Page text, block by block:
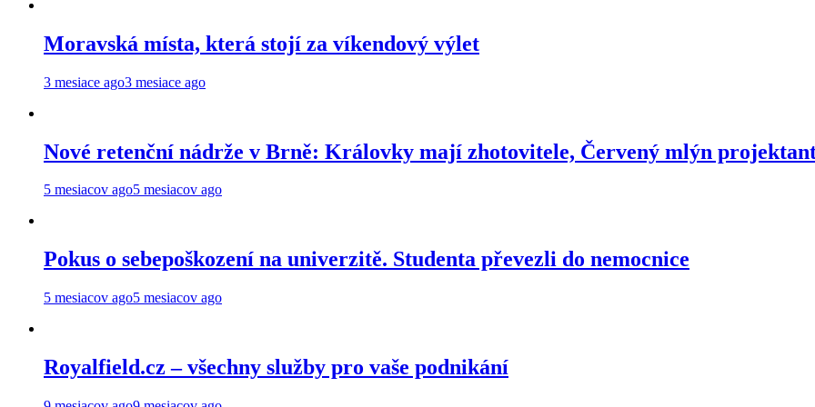
Moravská místa, která stojí za víkendový výlet
3 mesiace ago3 mesiace ago
Nové retenční nádrže v Brně: Královky mají zhotovitele, Červený mlýn
5 mesiacov ago5 mesiacov ago
Pokus o sebepoškození na univerzitě. Studenta převezli do nemocnice
5 mesiacov ago5 mesiacov ago
Royalfield.cz – všechny služby pro vaše podnikání